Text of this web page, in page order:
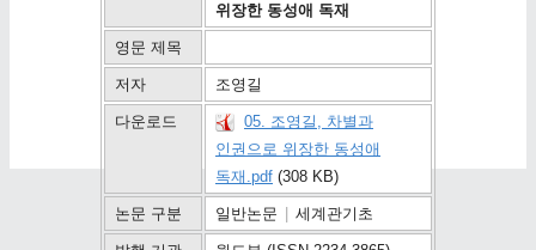
위장한 동성애 독재
영문 제목
저자 조영길
다운로드
05. 조영길, 차별과
인권으로 위장한 동성애
독재.pdf (308 KB)
논문 구분 일반논문 세계관기초